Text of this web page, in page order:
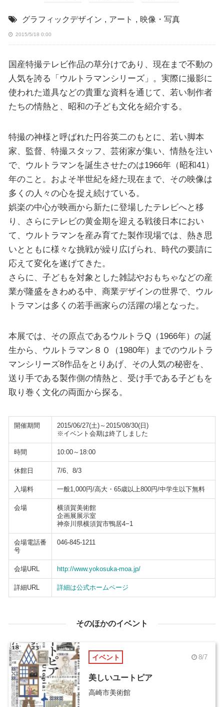
グラフィックデザイン , アート , 映像・写真
2015/5/18 0:00
国産特撮テレビ作品の草分けであり、現在まで不動の
人気を誇る「ウルトラマンシリーズ」。実際に撮影に
使われた道具などの貴重な資料を通じて、若い制作者
たちの情熱と、昭和の子ども文化を紹介する。
特撮の神様と呼ばれた円谷英二のもとに、若い脚本
家、監督、特撮スタッフ、芸術家が集い、情熱を注い
で、ウルトラマンを誕生させたのは1966年（昭和41）
年のこと。およそ半世紀を経た現在まで、その映像は
多くの人々の心を捉え続けている。
娯楽の中心が映画から新たに登場したテレビへと移
り、さらにテレビの黄金期を迎える戦後日本におい
て、ウルトラマンを産み育てた製作現場では、熱き思
いとともに様々な挑戦が繰り広げられ、時代の要請に
応えて変化を遂げてきた。
さらに、子どもを対象とした雑誌やおもちゃなどの産
業が隆盛をきわめる中、商業デザインの世界で、ウル
トラマンは多くの若手画家らの活躍の場となった。
本展では、その原点であるウルトラQ（1966年）の誕
生から、ウルトラマン８０（1980年）までのウルトラ
マンシリーズ8作品をとりあげ、その人気の秘密を、
送り手である製作側の情熱と、受け手である子どもを
取り巻く文化の両面から探る。
開催期間
2015/06/27(土)～2015/08/30(日)
※イベント会期は終了しました
時間 10:00～18:00
休館日 7/6、8/3
入場料 一般1,000円/高大・65歳以上800円/中学生以下無料
会場
横須賀美術館
企画展展示室
神奈川県横須賀市鴨居4−1
会場電話番
号
046-845-1211
会場URL http://www.yokosuka-moa.jp/
詳細URL 詳細は公式ホームページ
そのほかのイベント
イベント 8/7
美しいユートピア
高崎市美術館